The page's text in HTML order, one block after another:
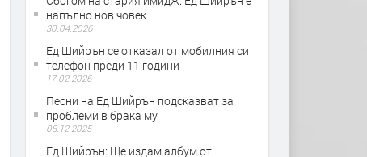
напълно нов човек
30.04.2026
Ед Шийрън се отказал от мобилния си
телефон преди 11 години
17.02.2026
Песни на Ед Шийрън подсказват за
проблеми в брака му
08.12.2025
Ед Шийрън: Ще издам албум от